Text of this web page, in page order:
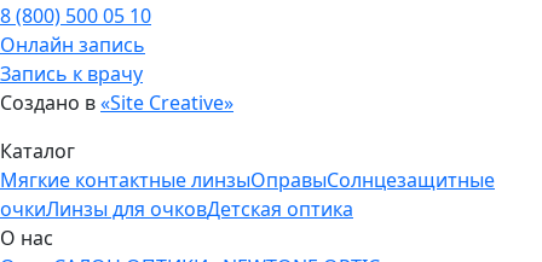
8 (800) 500 05 10
Онлайн запись
Запись к врачу
Создано в«Site Creative»
Каталог
Мягкие контактные линзыОправыСолнцезащитные
очкиЛинзы для очковДетская оптика
О нас